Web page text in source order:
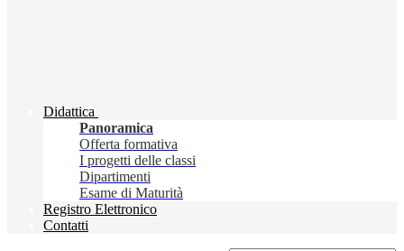
Didattica
Panoramica
Offerta formativa
I progetti delle classi
Dipartimenti
Esame di Maturità
Registro Elettronico
Contatti